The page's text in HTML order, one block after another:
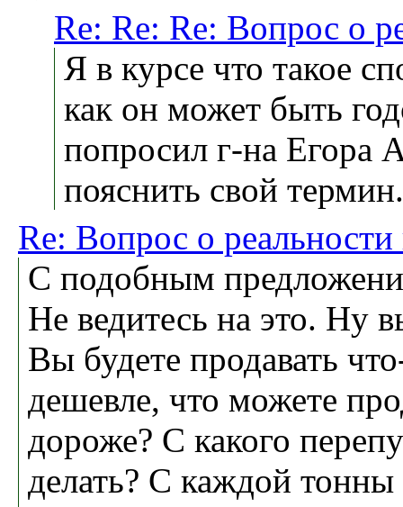
Re: Re: Re: Вопрос о
Я в курсе что такое
как он может быть
попросил г-на Егора
пояснить свой термин.
Re: Вопрос о
С подобным
Не ведитесь на это. Ну
Вы будете продавать
дешевле, что можете
дороже? С какого
делать? С каждой тонны